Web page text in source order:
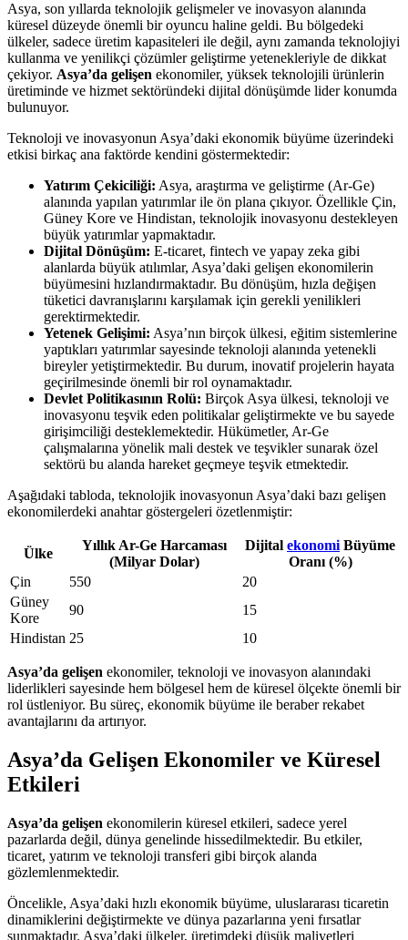
Asya, son yıllarda teknolojik gelişmeler ve inovasyon alanında
küresel düzeyde önemli bir oyuncu haline geldi. Bu bölgedeki
ülkeler, sadece üretim kapasiteleri ile değil, aynı zamanda teknolojiyi
kullanma ve yenilikçi çözümler geliştirme yetenekleriyle de dikkat
çekiyor. Asya’da gelişen ekonomiler, yüksek teknolojili ürünlerin
üretiminde ve hizmet sektöründeki dijital dönüşümde lider konumda
bulunuyor.
Teknoloji ve inovasyonun Asya’daki ekonomik büyüme üzerindeki
etkisi birkaç ana faktörde kendini göstermektedir:
Yatırım Çekiciliği: Asya, araştırma ve geliştirme (Ar-Ge)
alanında yapılan yatırımlar ile ön plana çıkıyor. Özellikle Çin,
Güney Kore ve Hindistan, teknolojik inovasyonu destekleyen
büyük yatırımlar yapmaktadır.
Dijital Dönüşüm: E-ticaret, fintech ve yapay zeka gibi
alanlarda büyük atılımlar, Asya’daki gelişen ekonomilerin
büyümesini hızlandırmaktadır. Bu dönüşüm, hızla değişen
tüketici davranışlarını karşılamak için gerekli yenilikleri
gerektirmektedir.
Yetenek Gelişimi: Asya’nın birçok ülkesi, eğitim sistemlerine
yaptıkları yatırımlar sayesinde teknoloji alanında yetenekli
bireyler yetiştirmektedir. Bu durum, inovatif projelerin hayata
geçirilmesinde önemli bir rol oynamaktadır.
Devlet Politikasının Rolü: Birçok Asya ülkesi, teknoloji ve
inovasyonu teşvik eden politikalar geliştirmekte ve bu sayede
girişimciliği desteklemektedir. Hükümetler, Ar-Ge
çalışmalarına yönelik mali destek ve teşvikler sunarak özel
sektörü bu alanda hareket geçmeye teşvik etmektedir.
Aşağıdaki tabloda, teknolojik inovasyonun Asya’daki bazı gelişen
ekonomilerdeki anahtar göstergeleri özetlenmiştir:
Ülke
Yıllık Ar-Ge Harcaması
(Milyar Dolar)
Dijital ekonomi Büyüme
Oranı (%)
Çin
550
20
Güney
Kore
90
15
Hindistan 25 10
Asya’da gelişen ekonomiler, teknoloji ve inovasyon alanındaki
liderlikleri sayesinde hem bölgesel hem de küresel ölçekte önemli bir
rol üstleniyor. Bu süreç, ekonomik büyüme ile beraber rekabet
avantajlarını da artırıyor.
Asya’da Gelişen Ekonomiler ve Küresel
Etkileri
Asya’da gelişen ekonomilerin küresel etkileri, sadece yerel
pazarlarda değil, dünya genelinde hissedilmektedir. Bu etkiler,
ticaret, yatırım ve teknoloji transferi gibi birçok alanda
gözlemlenmektedir.
Öncelikle, Asya’daki hızlı ekonomik büyüme, uluslararası ticaretin
dinamiklerini değiştirmekte ve dünya pazarlarına yeni fırsatlar
sunmaktadır. Asya’daki ülkeler, üretimdeki düşük maliyetleri